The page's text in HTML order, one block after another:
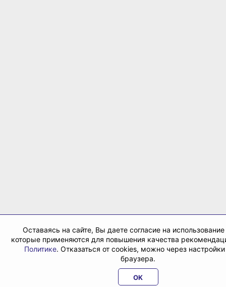
Оставаясь на сайте, Вы даете согласие на
которые применяются для повышения качества
Политике. Отказаться от cookies, можно через
браузера.
OK